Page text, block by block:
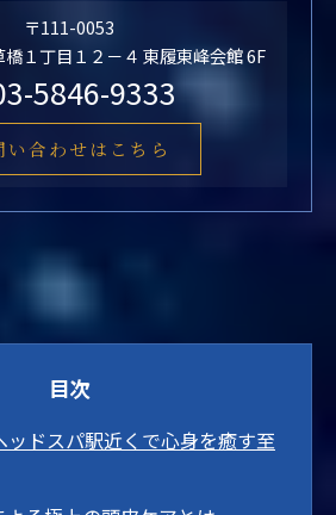
〒111-0053
１丁目１２－４ 東履東峰会館 6F
5846-9333
い合わせはこちら
目次
ッドスパ駅近くで心身を癒す至